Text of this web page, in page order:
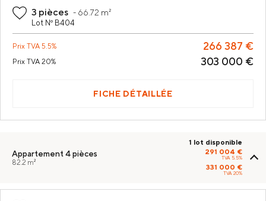
3 pièces - 66.72 m²
Lot Nº B404
Prix TVA 5.5% 266 387 €
Prix TVA 20% 303 000 €
FICHE DÉTAILLÉE
Appartement 4 pièces
82.2 m²
1 lot disponible
291 004 €
TVA 5.5%
331 000 €
TVA 20%